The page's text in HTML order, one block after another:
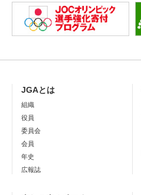
JGAとは
組織
役員
委員会
会員
年史
広報誌